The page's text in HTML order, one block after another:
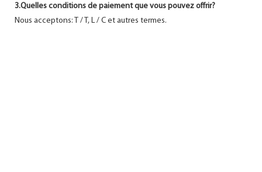
3.Quelles conditions de paiement que vous pouvez offrir?
Nous acceptons: T / T, L / C et autres termes.